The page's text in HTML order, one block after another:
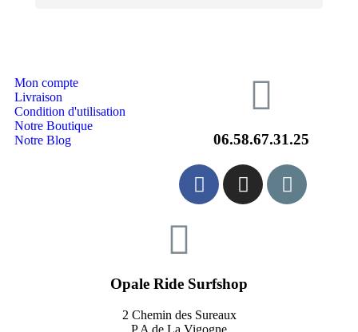
Mon compte
Livraison
Condition d'utilisation
Notre Boutique
Notre Blog
06.58.67.31.25
Opale Ride Surfshop
2 Chemin des Sureaux
P.A de La Vigogne